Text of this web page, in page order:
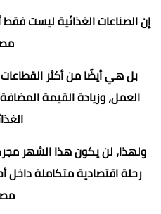
إن الصناعات الغذائية ليست
بل هي أيضًا من أكثر
العمل، وزيادة القيمة
ولهذا، لن يكون هذا الشهر
رحلة اقتصادية متكاملة داخل